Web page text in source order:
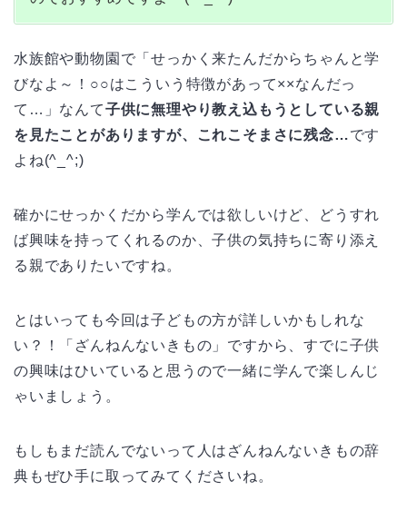
水族館や動物園で「せっかく来たんだからちゃんと学
びなよ～！○○はこういう特徴があって××なんだっ
て…」なんて子供に無理やり教え込もうとしている親
を見たことがありますが、これこそまさに残念…です
よね(^_^;)
確かにせっかくだから学んでは欲しいけど、どうすれ
ば興味を持ってくれるのか、子供の気持ちに寄り添え
る親でありたいですね。
とはいっても今回は子どもの方が詳しいかもしれな
い？！「ざんねんないきもの」ですから、すでに子供
の興味はひいていると思うので一緒に学んで楽しんじ
ゃいましょう。
もしもまだ読んでないって人はざんねんないきもの辞
典もぜひ手に取ってみてくださいね。